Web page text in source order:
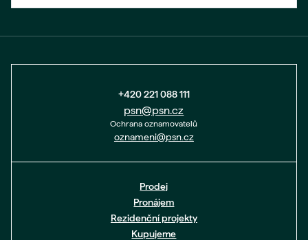
+420 221 088 111
psn@psn.cz
Ochrana oznamovatelů
oznameni@psn.cz
Prodej
Pronájem
Rezidenční projekty
Kupujeme